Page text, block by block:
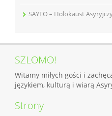
SAYFO – Holokaust
SZLOMO!
Witamy miłych gości i
językiem, kulturą i wiarą
Strony